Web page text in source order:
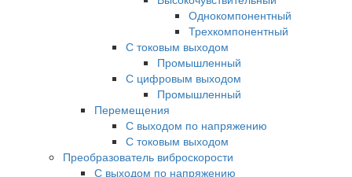
Однокомпонентный
Трехкомпонентный
С токовым выходом
Промышленный
С цифровым выходом
Промышленный
Перемещения
С выходом по напряжению
С токовым выходом
Преобразователь виброскорости
С выходом по напряжению